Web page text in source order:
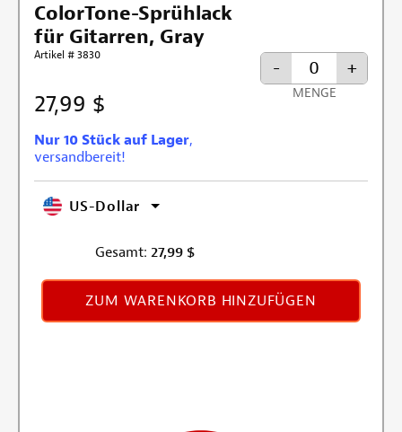
ColorTone-Sprühlack
für Gitarren, Gray
Artikel # 3830
27,99 $
Nur 10 Stück auf Lager,
versandbereit!
- +
MENGE
US-Dollar
Gesamt: 27,99 $
ZUM WARENKORB HINZUFÜGEN